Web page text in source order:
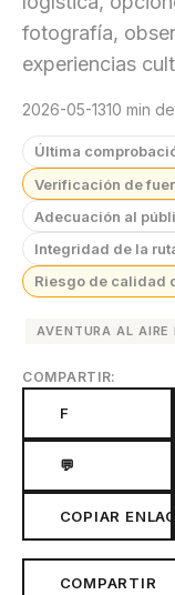
fotografía,
experiencias
2026-05-1310 min
Última
Verificación de
Adecuación al
Integridad de la
Riesgo de calidad
AVENTURA AL AIRE
COMPARTIR:
F
💬
COPIAR
COMPARTIR